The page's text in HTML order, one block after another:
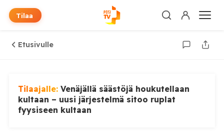
Tilaa
Etusivulle
Tilaajalle: Venäjällä säästöjä houkutellaan
kultaan – uusi järjestelmä sitoo ruplat
fyysiseen kultaan